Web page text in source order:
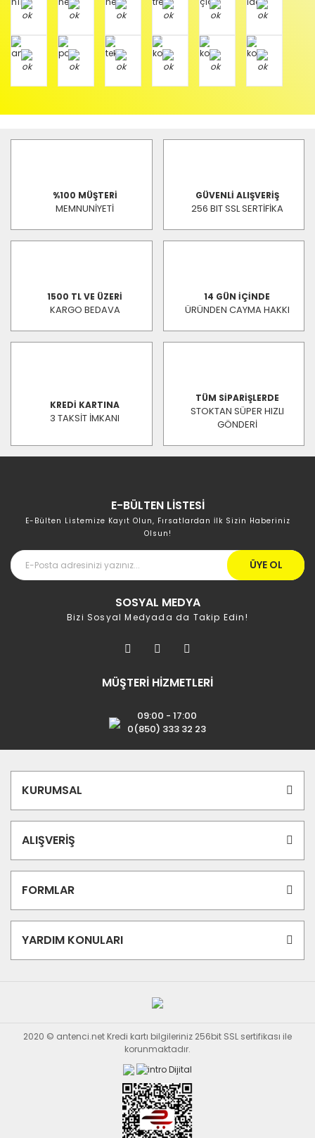
%100 MÜŞTERİ
MEMNUNİYETİ
GÜVENLİ ALIŞVERİŞ
256 BIT SSL SERTİFİKA
1500 TL VE ÜZERİ
KARGO BEDAVA
14 GÜN İÇİNDE
ÜRÜNDEN CAYMA HAKKI
KREDİ KARTINA
3 TAKSİT İMKANI
TÜM SİPARİŞLERDE
STOKTAN SÜPER HIZLI
GÖNDERİ
E-BÜLTEN LİSTESİ
E-Bülten Listemize Kayıt Olun, Fırsatlardan İlk Sizin Haberiniz
Olsun!
ÜYE OL
SOSYAL MEDYA
Bizi Sosyal Medyada da Takip Edin!
MÜŞTERİ HİZMETLERİ
09:00 - 17:00
0(850) 333 32 23
KURUMSAL
ALIŞVERİŞ
FORMLAR
YARDIM KONULARI
2020 © antenci.net Kredi kartı bilgileriniz 256bit SSL sertifikası ile
korunmaktadır.